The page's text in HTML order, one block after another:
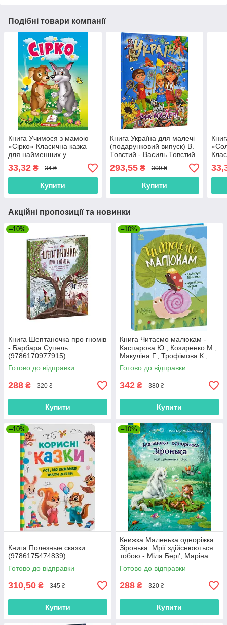
Подібні товари компанії
Книга Учимося з мамою
«Сірко» Класична казка
для найменших у
картонному форматі
(9786178172053)
33,32 ₴ 34 ₴
Купити
Книга Україна для малечі
(подарунковий випуск) В.
Товстий - Василь Товстий
(9786177180523)
293,55₴ 309 ₴
Купити
Акційні пропозиції та новинки
–10%
Книга Шептаночка про гномів
- Барбара Супель
(9786170977915)
Готово до відправки
288 ₴ 320 ₴
Купити
–10%
Книга Читаємо малюкам -
Каспарова Ю., Козиренко М.,
Макуліна Г., Трофімова К.,
Юліта Ран (9786170976888)
Готово до відправки
342 ₴ 380 ₴
Купити
–10%
Книга Полезные сказки
(9786175474839)
Готово до відправки
310,50 ₴ 345 ₴
Купити
–10%
Книжка Маленька одноріжка
Зіронька. Мрії здійснюються
тобою - Міла Берґ, Маріна
Кремер (9786170959324)
Готово до відправки
288 ₴ 320 ₴
Купити